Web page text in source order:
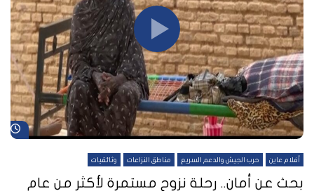
أفلام عاين حرب الجيش والدعم السريع مناطق النزاعات وثائقيات
بحث عن أمان.. رحلة نزوح مستمرة لأكثر من عام